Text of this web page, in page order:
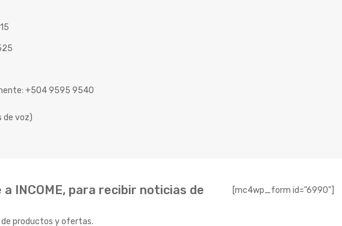
+504 9595 9540
de voz)
INCOME, para recibir noticias de
productos y ofertas.
[mc4wp_form id="6990"]